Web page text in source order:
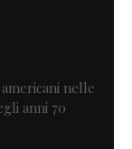
nelle
anni 70